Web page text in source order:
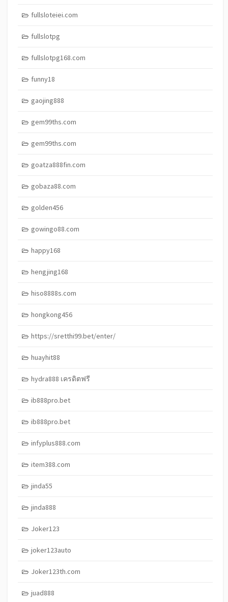
fullsloteiei.com
fullslotpg
fullslotpg168.com
funny18
gaojing888
gem99ths.com
gem99ths.com
goatza888fin.com
gobaza88.com
golden456
gowingo88.com
happy168
hengjing168
hiso8888s.com
hongkong456
https://sretthi99.bet/enter/
huayhit88
hydra888 เครดิตฟรี
ib888pro.bet
ib888pro.bet
infyplus888.com
item388.com
jinda55
jinda888
Joker123
joker123auto
Joker123th.com
juad888